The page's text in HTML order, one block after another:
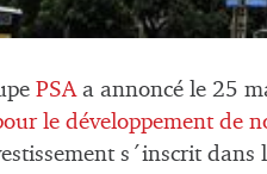
PSAa annoncé le 25
le développement de
s´inscrit dans